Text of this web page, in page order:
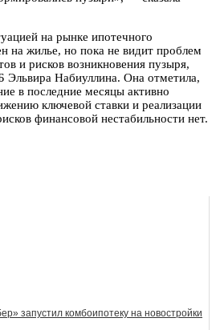
на рынке ипотечного
на жилье, но пока не видит проблем
и рисков возникновения пузыря,
Эльвира Набиуллина. Она отметила,
в последние месяцы активно
ключевой ставки и реализации
финансовой нестабильности нет.
запустил комбоипотеку на новостройки